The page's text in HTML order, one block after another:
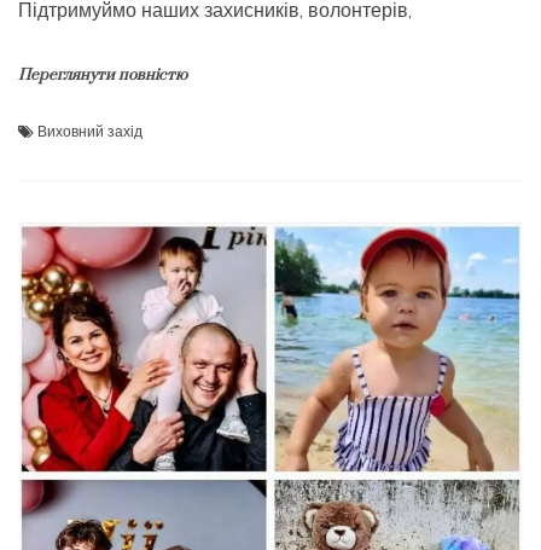
Підтримуймо наших захисників, волонтерів,
Переглянути повністю
Виховний захід